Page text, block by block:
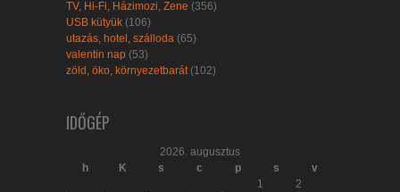
TV, Hi-Fi, Házimozi, Zene (356)
USB kütyük (106)
utazás, hotel, szálloda (65)
valentin nap (53)
zöld, öko, környezetbarát(102)
IDŐGÉP
2026. augusztus
h
K s c p s
v
1
2